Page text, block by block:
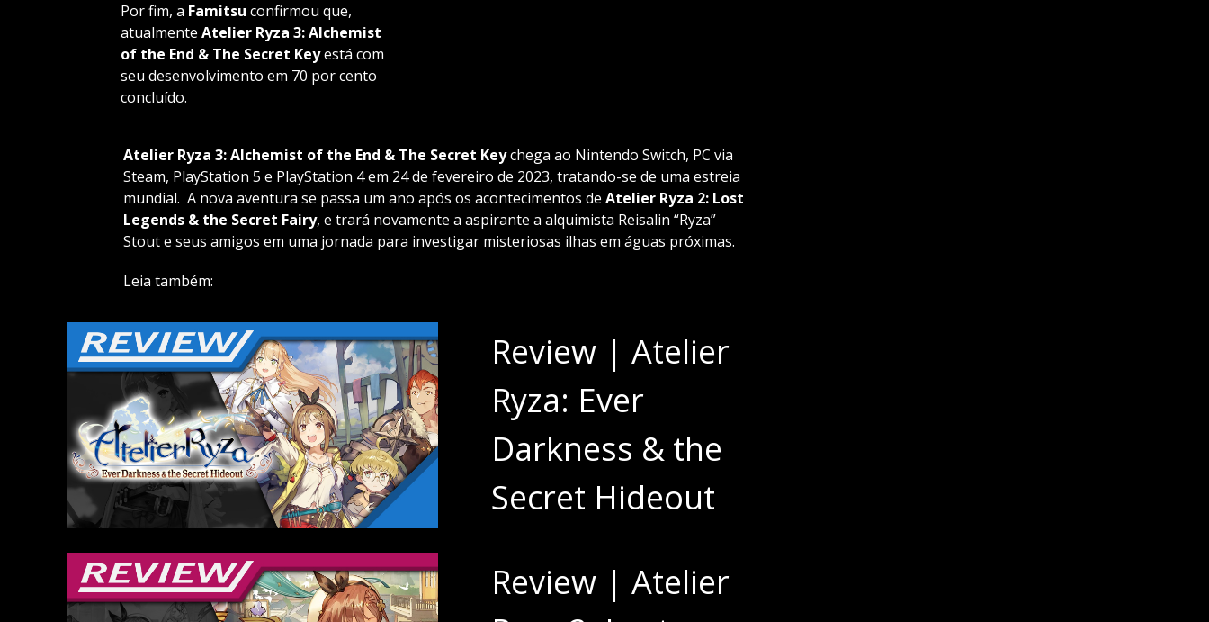
Por fim, a Famitsu confirmou que,
atualmente Atelier Ryza 3: Alchemist
of the End & The Secret Keyestá com
seu desenvolvimento em 70 por cento
concluído.
Atelier Ryza 3: Alchemist of the End & The Secret Keychega ao Nintendo Switch, PC via
Steam, PlayStation 5 e PlayStation 4 em 24 de fevereiro de 2023, tratando-se de uma estreia
mundial. A nova aventura se passa um ano após os acontecimentos de Atelier Ryza 2: Lost
Legends & the Secret Fairy, e trará novamente a aspirante a alquimista Reisalin “Ryza”
Stout e seus amigos em uma jornada para investigar misteriosas ilhas em águas próximas.
Leia também:
Review | Atelier
Ryza: Ever
Darkness & the
Secret Hideout
Review | Atelier